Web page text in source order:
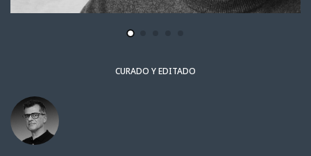
CURADO Y EDITADO